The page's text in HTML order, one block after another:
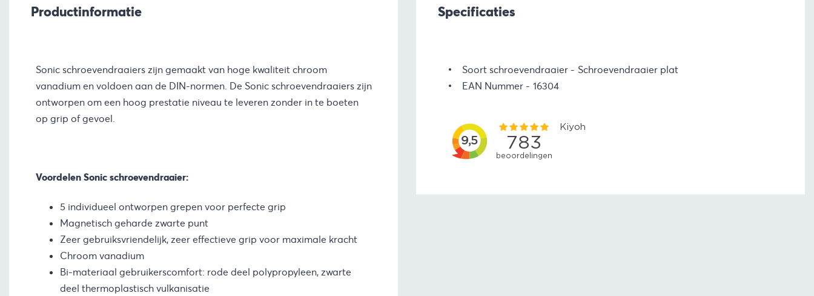
Productinformatie
Sonic schroevendraaiers zijn gemaakt van hoge kwaliteit chroom
vanadium en voldoen aan de DIN-normen. De Sonic schroevendraaiers zijn
ontworpen om een hoog prestatie niveau te leveren zonder in te boeten
op grip of gevoel.
Voordelen Sonic schroevendraaier:
5 individueel ontworpen grepen voor perfecte grip
Magnetisch geharde zwarte punt
Zeer gebruiksvriendelijk, zeer effectieve grip voor maximale kracht
Chroom vanadium
Bi-materiaal gebruikerscomfort: rode deel polypropyleen, zwarte
deel thermoplastisch vulkanisatie
Specificaties
Soort schroevendraaier
Schroevendraaier plat
EAN Nummer
16304